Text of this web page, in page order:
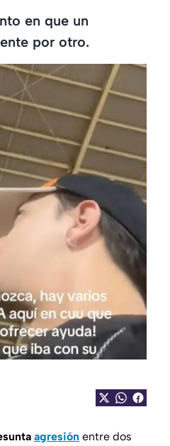
en que un
por otro.
agresión entre dos